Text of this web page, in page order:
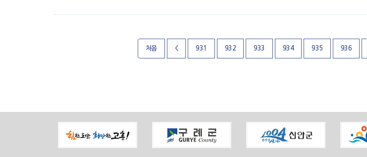
처음 < 931 932 933 934 935 936